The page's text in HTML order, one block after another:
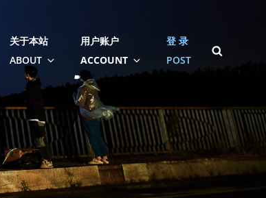
关于本站
ABOUT
用户账户
ACCOUNT
登 录
POST